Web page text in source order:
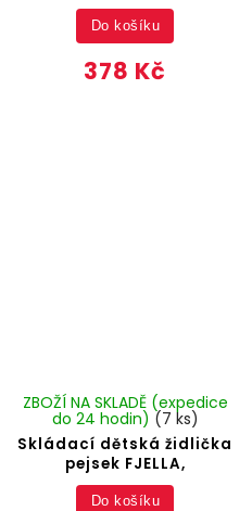
378 Kč
Do košíku
Skládací dětská židlička
pejsek FJELLA,
ZBOŽÍ NA SKLADĚ (expedice
do 24 hodin) (7 ks)
Do košíku